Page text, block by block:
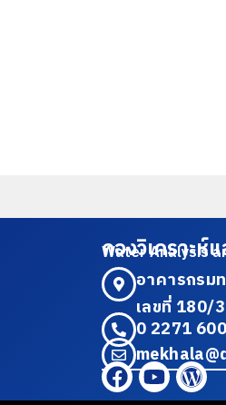
กองวิเคราะห์
Water Analysis
อาคารกรม
เลขที่ 180/
0 2271